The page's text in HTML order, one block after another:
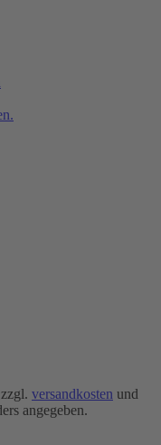
versandkosten und
angegeben.